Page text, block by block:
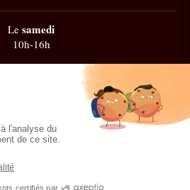
Le samedi
10h-16h